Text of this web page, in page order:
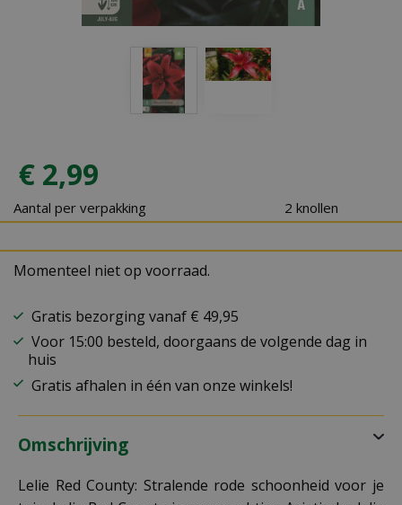
€ 2,99
Aantal per verpakking 2 knollen
Momenteel niet op voorraad.
Gratis bezorging vanaf € 49,95
Voor 15:00 besteld, doorgaans de volgende dag in
huis
Gratis afhalen in één van onze winkels!
Omschrijving
Lelie Red County: Stralende rode schoonheid voor je